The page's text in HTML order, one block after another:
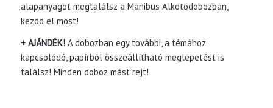
alapanyagot megtalálsz a Manibus Alkotódobozban,
kezdd el most!
+ AJÁNDÉK!A dobozban egy további, a témához
kapcsolódó, papírból összeállítható meglepetést is
találsz! Minden doboz mást rejt!